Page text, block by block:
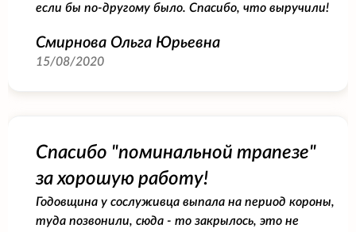
если бы по-другому было. Спасибо, что выручили!
Смирнова Ольга Юрьевна
15/08/2020
Спасибо "поминальной трапезе"
за хорошую работу!
Годовщина у сослуживца выпала на период короны,
туда позвонили, сюда - то закрылось, это не